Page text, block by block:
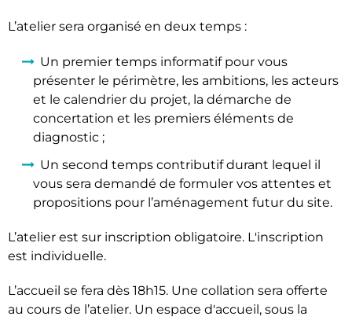
L’atelier sera organisé en deux temps :
Un premier temps informatif pour vous
présenter le périmètre, les ambitions, les acteurs
et le calendrier du projet, la démarche de
concertation et les premiers éléments de
diagnostic ;
Un second temps contributif durant lequel il
vous sera demandé de formuler vos attentes et
propositions pour l’aménagement futur du site.
L’atelier est sur inscription obligatoire. L'inscription
est individuelle.
L’accueil se fera dès 18h15. Une collation sera offerte
au cours de l’atelier. Un espace d'accueil, sous la